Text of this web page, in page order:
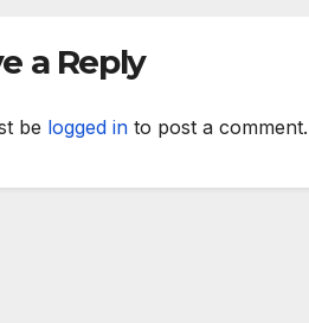
a Reply
be logged in to post a comment.